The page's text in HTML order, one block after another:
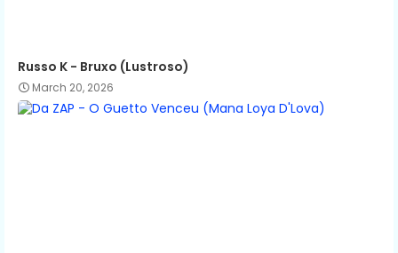
Russo K - Bruxo (Lustroso)
March 20, 2026